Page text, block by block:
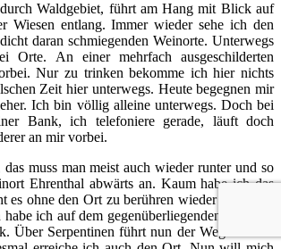
Waldgebiet, führt am Hang mit Blick auf
Wiesen entlang. Immer wieder sehe ich den
daran schmiegenden Weinorte. Unterwegs
Orte. An einer mehrfach ausgeschilderten
Nur zu trinken bekomme ich hier nichts
Zeit hier unterwegs. Heute begegnen mir
Ich bin völlig alleine unterwegs. Doch bei
Bank, ich telefoniere gerade, läuft doch
an mir vorbei.
muss man meist auch wieder runter und so
Ehrenthal abwärts an. Kaum habe ich das
es ohne den Ort zu berühren wieder steil nach
ich auf dem gegenüberliegenden Berg die
Über Serpentinen führt nun der Weg abwärts